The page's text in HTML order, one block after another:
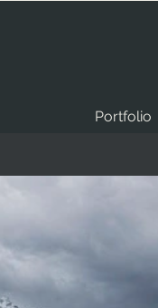
Portfolio